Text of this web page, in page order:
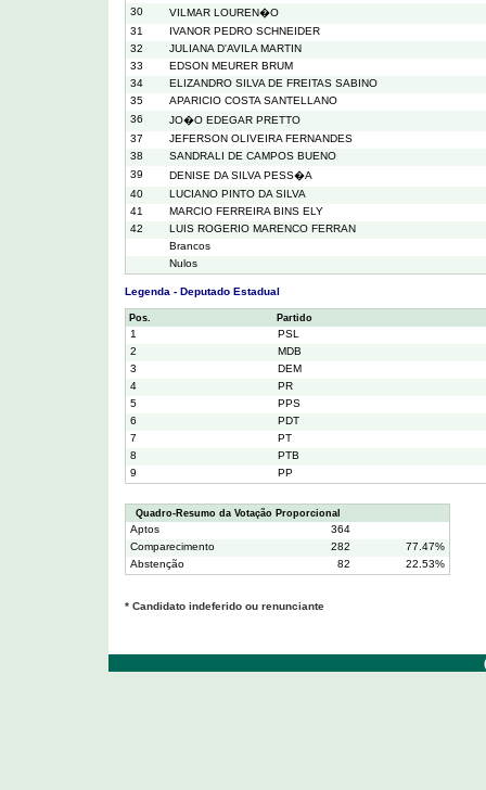
30
VILMAR LOUREN�O
31
IVANOR PEDRO SCHNEIDER
32
JULIANA D'AVILA MARTIN
33
EDSON MEURER BRUM
34
ELIZANDRO SILVA DE FREITAS SABINO
35
APARICIO COSTA SANTELLANO
36
JO�O EDEGAR PRETTO
37
JEFERSON OLIVEIRA FERNANDES
38
SANDRALI DE CAMPOS BUENO
39
DENISE DA SILVA PESS�A
40
LUCIANO PINTO DA SILVA
41
MARCIO FERREIRA BINS ELY
42
LUIS ROGERIO MARENCO FERRAN
Brancos
Nulos
Legenda - Deputado Estadual
Pos. Partido
1
PSL
2
MDB
3
DEM
4
PR
5
PPS
6
PDT
7
PT
8
PTB
9
PP
Quadro-Resumo da Votação Proporcional
Aptos
364
Comparecimento
282
77.47%
Abstenção
82 22.53%
* Candidato indeferido ou renunciante